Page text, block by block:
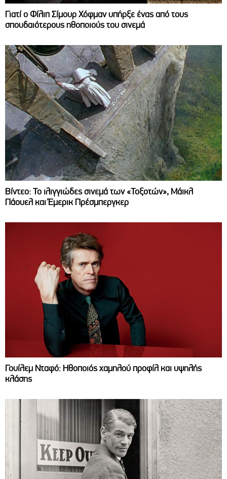
Γιατί ο Φίλιπ Σίμουρ Χόφμαν υπήρξε ένας από τους
σπουδαιότερους ηθοποιούς του σινεμά
Βίντεο: Το ιλιγγιώδες σινεμά των «Τοξοτών», Μάικλ
Πάουελ και Έμερικ Πρέσμπεργκερ
Γουίλεμ Νταφό: Ηθοποιός χαμηλού προφίλ και υψηλής
κλάσης